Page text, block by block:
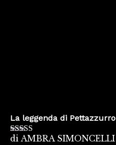
La leggenda di Pettazzurro
Valutato5su
di AMBRA SIMONCELLI